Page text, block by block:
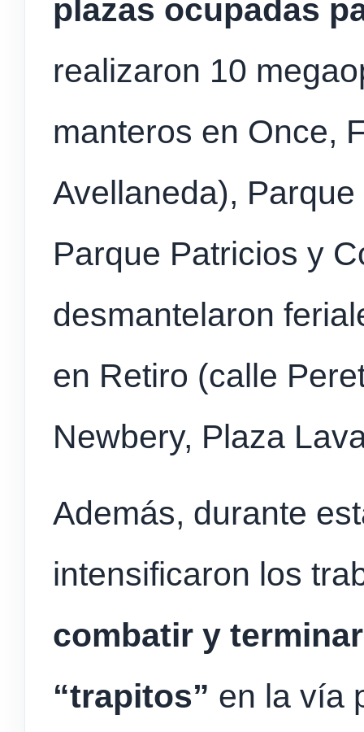
plazas ocupadas
realizaron 10
manteros en Once,
Avellaneda),
Parque Patricios y
desmantelaron
en Retiro (calle
Newbery, Plaza
Además, durante
intensificaron los
combatir y
“trapitos” en la vía